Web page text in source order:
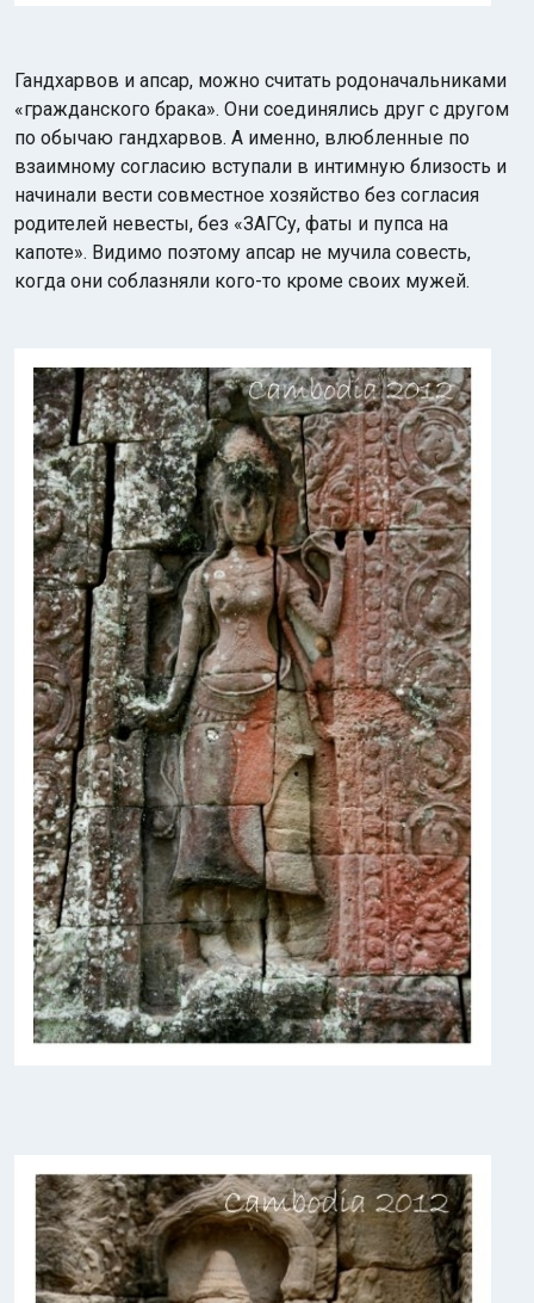
Гандхарвов и апсар, можно считать родоначальниками
«гражданского брака». Они соединялись друг с другом
по обычаю гандхарвов. А именно, влюбленные по
взаимному согласию вступали в интимную близость и
начинали вести совместное хозяйство без согласия
родителей невесты, без «ЗАГСу, фаты и пупса на
капоте». Видимо поэтому апсар не мучила совесть,
когда они соблазняли кого-то кроме своих мужей.